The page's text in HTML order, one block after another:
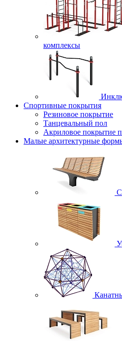
комплексы
Спортивные покрытия
Резиновое покрытие
Танцевальный пол
Акриловое покрытие
Малые архитектурные